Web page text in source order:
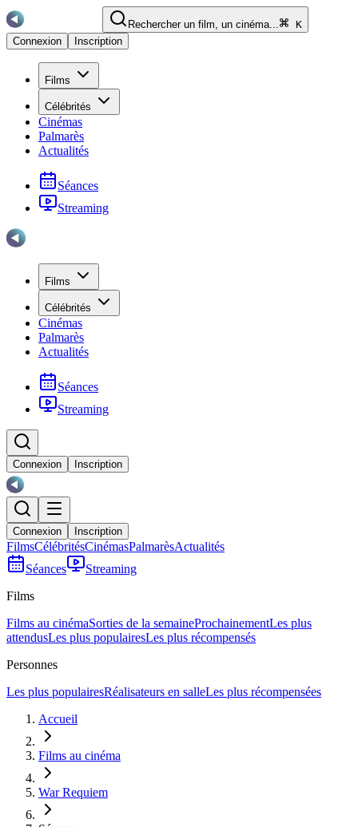
Rechercher un film, un cinéma...
K
Connexion
Inscription
Films
Célébrités
Cinémas
Palmarès
Actualités
Séances
Streaming
Films
Célébrités
Cinémas
Palmarès
Actualités
Séances
Streaming
Connexion Inscription
Connexion Inscription
FilmsCélébritésCinémasPalmarèsActualités
Séances
Streaming
Films
Films au cinémaSorties de la semaineProchainementLes plus
attendusLes plus populairesLes plus récompensés
Personnes
Les plus populairesRéalisateurs en salleLes plus récompensées
Accueil
Films au cinéma
War Requiem